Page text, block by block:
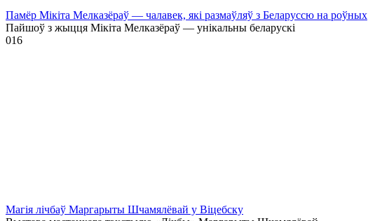
Памёр Мікіта Мелказёраў — чалавек, які размаўляў з Беларуссю на роўных
Пайшоў з жыцця Мікіта Мелказёраў — унікальны беларускі
016
Магія лічбаў Маргарыты Шчамялёвай у Віцебску